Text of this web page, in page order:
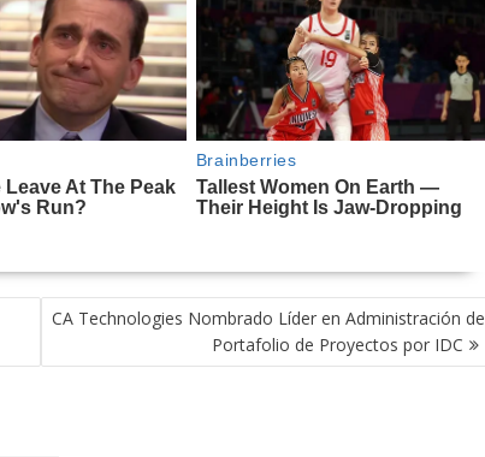
CA Technologies Nombrado Líder en Administración de
Portafolio de Proyectos por IDC